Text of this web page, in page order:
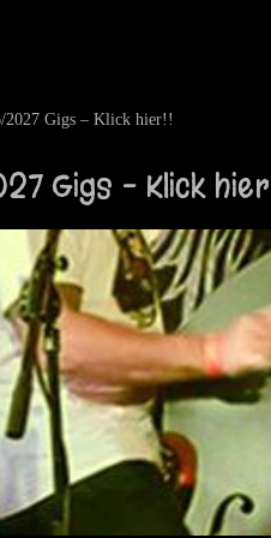
2027 Gigs – Klick hier!!
Gigs – Klick